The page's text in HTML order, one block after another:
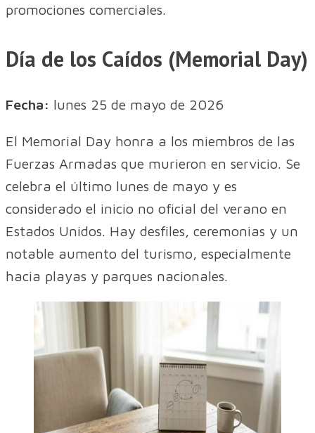
promociones comerciales.
Día de los Caídos (Memorial Day)
Fecha: lunes 25 de mayo de 2026
El Memorial Day honra a los miembros de las
Fuerzas Armadas que murieron en servicio. Se
celebra el último lunes de mayo y es
considerado el inicio no oficial del verano en
Estados Unidos. Hay desfiles, ceremonias y un
notable aumento del turismo, especialmente
hacia playas y parques nacionales.